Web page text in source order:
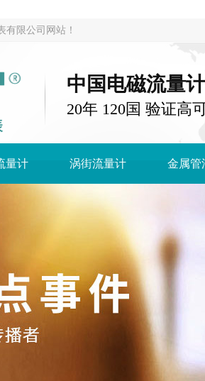
有限公司网站！
中国电磁流量
20年 120国 验证高
量计 涡街流量计 金属管